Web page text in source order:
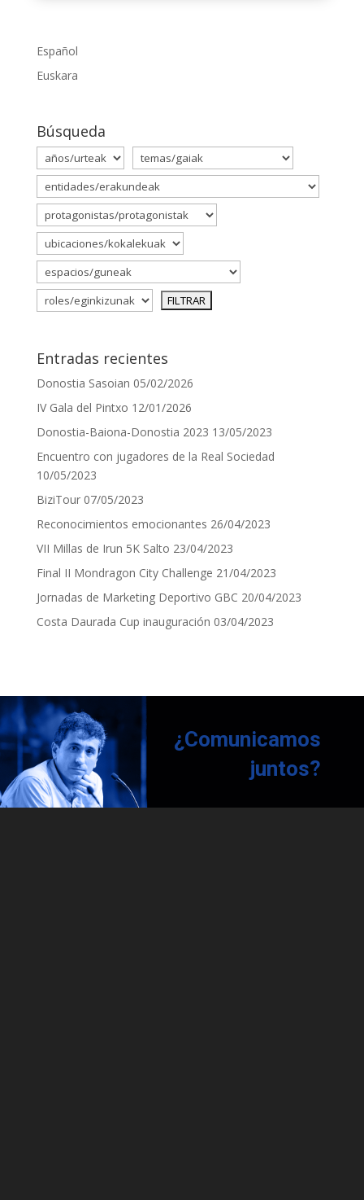
Español
Euskara
Búsqueda
Entradas recientes
Donostia Sasoian 05/02/2026
IV Gala del Pintxo 12/01/2026
Donostia-Baiona-Donostia 2023 13/05/2023
Encuentro con jugadores de la Real Sociedad
10/05/2023
BiziTour 07/05/2023
Reconocimientos emocionantes 26/04/2023
VII Millas de Irun 5K Salto 23/04/2023
Final II Mondragon City Challenge 21/04/2023
Jornadas de Marketing Deportivo GBC 20/04/2023
Costa Daurada Cup inauguración 03/04/2023
¿Comunicamos
juntos?